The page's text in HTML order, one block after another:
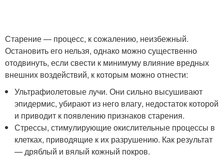
Старение — процесс, к сожалению, неизбежный.
Остановить его нельзя, однако можно существенно
отодвинуть, если свести к минимуму влияние вредных
внешних воздействий, к которым можно отнести:
Ультрафиолетовые лучи. Они сильно высушивают
эпидермис, убирают из него влагу, недостаток которой
и приводит к появлению признаков старения.
Стрессы, стимулирующие окислительные процессы в
клетках, приводящие к их разрушению. Как результат
— дряблый и вялый кожный покров.